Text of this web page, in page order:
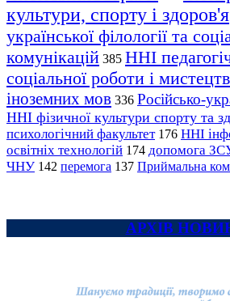
культури, спорту і здоров'я
української філології та
комунікацій 385 ННІ
соціальної роботи і
іноземних мов 336 Російсько-
ННІ фізичної культури спорту та
психологічний факультет 176 ННІ
освітніх технологій 174 допомога
ЧНУ 142 перемога 137 Приймальна
АРХІВ